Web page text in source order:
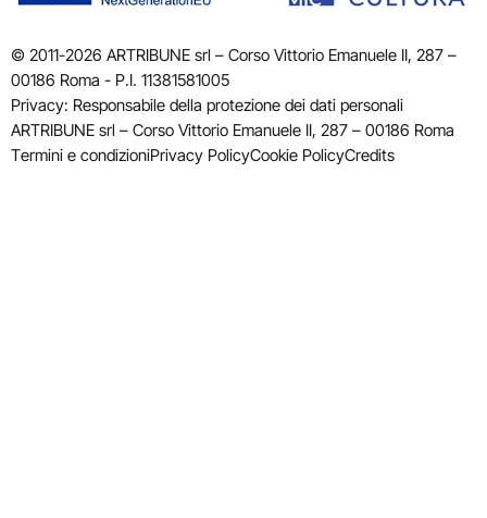
© 2011-2026 ARTRIBUNE srl – Corso Vittorio Emanuele II, 287 –
00186 Roma - P.I. 11381581005
Privacy: Responsabile della protezione dei dati personali
ARTRIBUNE srl – Corso Vittorio Emanuele II, 287 – 00186 Roma
Termini e condizioniPrivacy PolicyCookie PolicyCredits